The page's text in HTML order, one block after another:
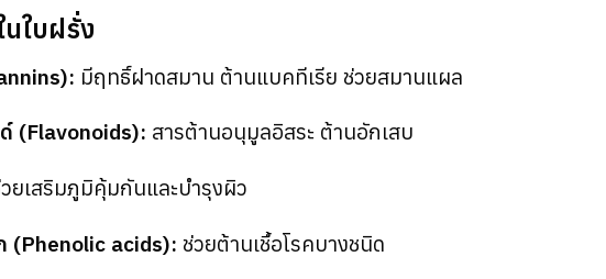
ใบฝรั่ง
มีฤทธิ์ฝาดสมาน ต้านแบคทีเรีย ช่วยสมานแผล
(Flavonoids): สารต้านอนุมูลอิสระ ต้านอักเสบ
ยเสริมภูมิคุ้มกันและบำรุงผิว
(Phenolic acids): ช่วยต้านเชื้อโรคบางชนิด